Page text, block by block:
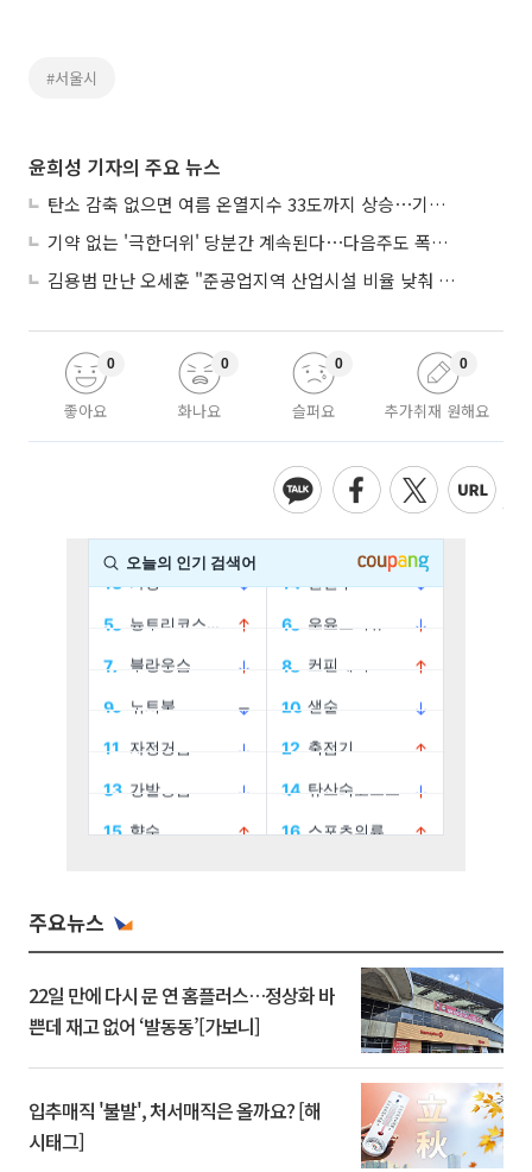
#서울시
윤희성 기자의 주요 뉴스
탄소 감축 없으면 여름 온열지수 33도까지 상승⋯기상청, 2100년 미래전망
기약 없는 '극한더위' 당분간 계속된다⋯다음주도 폭염·열대야 지속
김용범 만난 오세훈 "준공업지역 산업시설 비율 낮춰 공급 늘려야"
좋아요
0
화나요
0
슬퍼요
0
추가취재 원해요
0
주요뉴스
22일 만에 다시 문 연 홈플러스…정상화 바
쁜데 재고 없어 ‘발동동’[가보니]
입추매직 '불발', 처서매직은 올까요? [해
시태그]